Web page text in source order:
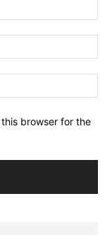
browser for the